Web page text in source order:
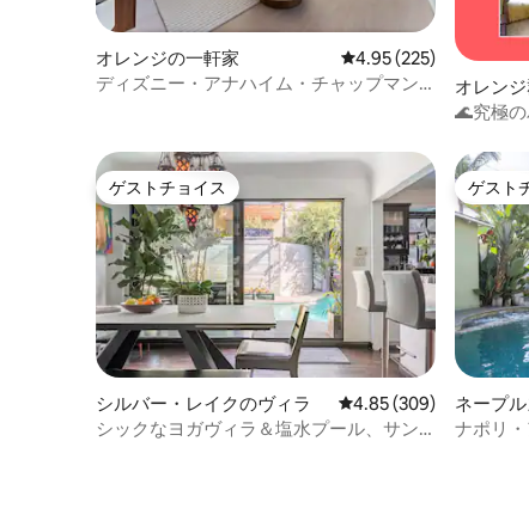
オレンジの一軒家 レビュー225件、5つ
4.95 (225)
ディズニー・アナハイム・チャップマンU
オレン
🌊究極
ゲストチョイス
ゲストチョイス
シルバー・レイクのヴィラ レビュー309件、5つ
4.85 (309)
シックなヨガヴィラ＆塩水プール、サン
ゲスト
ゲスト
ネープ
ナポリ